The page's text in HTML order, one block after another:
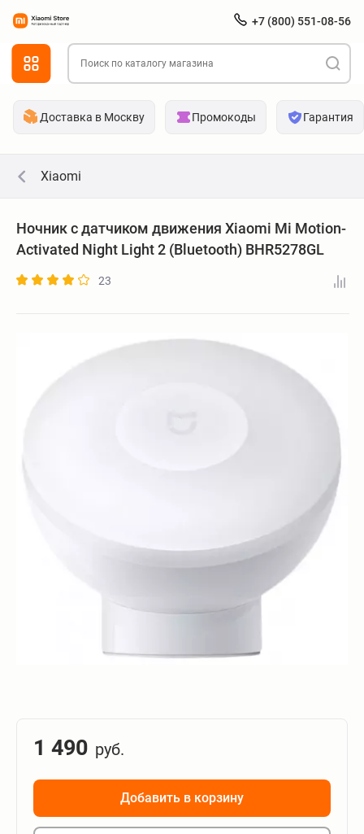
+7 (800) 551-08-56
Доставка в Москву Промокоды Гарантия
Xiaomi
Ночник с датчиком движения Xiaomi Mi Motion-
Activated Night Light 2 (Bluetooth) BHR5278GL
23
1 490 руб.
Добавить в корзину